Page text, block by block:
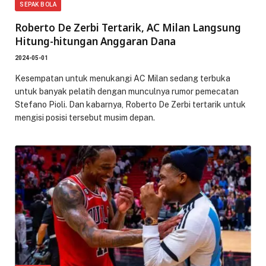
SEPAK BOLA
Roberto De Zerbi Tertarik, AC Milan Langsung
Hitung-hitungan Anggaran Dana
2024-05-01
Kesempatan untuk menukangi AC Milan sedang terbuka
untuk banyak pelatih dengan munculnya rumor pemecatan
Stefano Pioli. Dan kabarnya, Roberto De Zerbi tertarik untuk
mengisi posisi tersebut musim depan.